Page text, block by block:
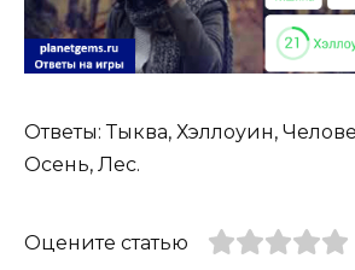
Ответы: Тыква, Хэллоуин,
Осень, Лес.
Оцените статью